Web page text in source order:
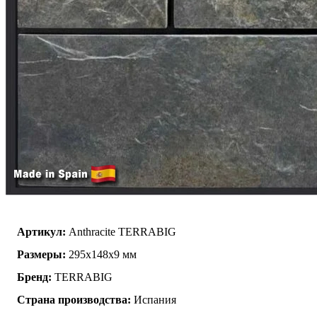
Артикул: Anthracite TERRABIG
Размеры: 295x148x9 мм
Бренд: TERRABIG
Страна производства: Испания